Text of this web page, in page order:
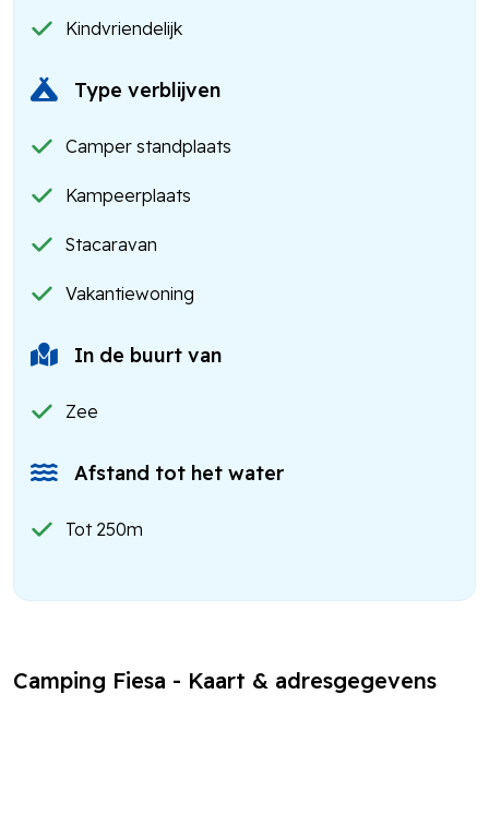
Kindvriendelijk
Type verblijven
Camper standplaats
Kampeerplaats
Stacaravan
Vakantiewoning
In de buurt van
Zee
Afstand tot het water
Tot 250m
Camping Fiesa - Kaart & adresgegevens